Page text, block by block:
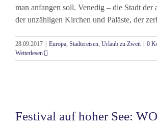
man anfangen soll. Venedig – die Stadt der
der unzähligen Kirchen und Paläste, der
28.09.2017 Europa, Städtereisen, Urlaub zu Zweit
0
Weiterlesen
Festival auf hoher See: